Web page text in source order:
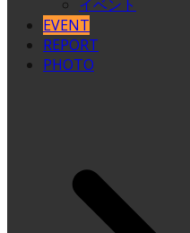
イベント
EVENT
REPORT
PHOTO